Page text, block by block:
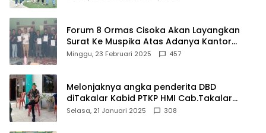
Forum 8 Ormas Cisoka Akan Layangkan
Surat Ke Muspika Atas Adanya Kantor
Matel di Cisoka
Minggu, 23 Februari 2025 457
Melonjaknya angka penderita DBD
diTakalar Kabid PTKP HMI Cab.Takalar
angkat bicara
Selasa, 21 Januari 2025 308